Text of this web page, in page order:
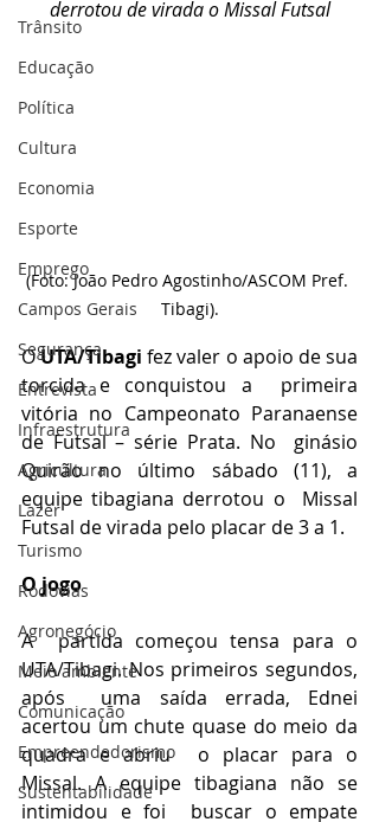
Trânsito
Educação
Política
Cultura
Economia
Esporte
Emprego
Campos Gerais
Segurança
Entrevista
Infraestrutura
Agricultura
Lazer
Turismo
Rodovias
Agronegócio
Meio ambiente
Comunicação
Empreendedorismo
Sustentabilidade
derrotou de virada o Missal Futsal
(Foto: João Pedro Agostinho/ASCOM Pref.
Tibagi).
O UTA/Tibagi fez valer o apoio de sua
torcida e conquistou a  primeira
vitória no Campeonato Paranaense
de Futsal – série Prata. No  ginásio
Quirão no último sábado (11), a
equipe tibagiana derrotou o  Missal
Futsal de virada pelo placar de 3 a 1.
O jogo
A  partida começou tensa para o
UTA/Tibagi. Nos primeiros segundos,
após  uma saída errada, Ednei
acertou um chute quase do meio da
quadra e abriu  o placar para o
Missal. A equipe tibagiana não se
intimidou e foi  buscar o empate